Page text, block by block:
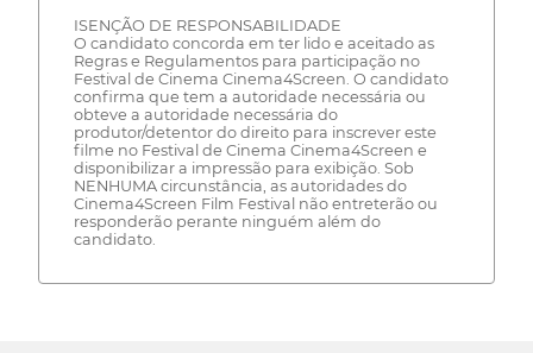
ISENÇÃO DE RESPONSABILIDADE
O candidato concorda em ter lido e aceitado as
Regras e Regulamentos para participação no
Festival de Cinema Cinema4Screen. O candidato
confirma que tem a autoridade necessária ou
obteve a autoridade necessária do
produtor/detentor do direito para inscrever este
filme no Festival de Cinema Cinema4Screen e
disponibilizar a impressão para exibição. Sob
NENHUMA circunstância, as autoridades do
Cinema4Screen Film Festival não entreterão ou
responderão perante ninguém além do
candidato.